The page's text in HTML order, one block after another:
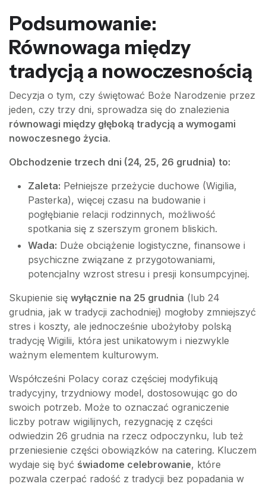
Podsumowanie:
Równowaga między
tradycją a nowoczesnością
Decyzja o tym, czy świętować Boże Narodzenie przez
jeden, czy trzy dni, sprowadza się do znalezienia
równowagi między głęboką tradycją a wymogami
nowoczesnego życia.
Obchodzenie trzech dni (24, 25, 26 grudnia) to:
Zaleta: Pełniejsze przeżycie duchowe (Wigilia,
Pasterka), więcej czasu na budowanie i
pogłębianie relacji rodzinnych, możliwość
spotkania się z szerszym gronem bliskich.
Wada: Duże obciążenie logistyczne, finansowe i
psychiczne związane z przygotowaniami,
potencjalny wzrost stresu i presji konsumpcyjnej.
Skupienie się wyłącznie na 25 grudnia (lub 24
grudnia, jak w tradycji zachodniej) mogłoby zmniejszyć
stres i koszty, ale jednocześnie ubożyłoby polską
tradycję Wigilii, która jest unikatowym i niezwykle
ważnym elementem kulturowym.
Współcześni Polacy coraz częściej modyfikują
tradycyjny, trzydniowy model, dostosowując go do
swoich potrzeb. Może to oznaczać ograniczenie
liczby potraw wigilijnych, rezygnację z części
odwiedzin 26 grudnia na rzecz odpoczynku, lub też
przeniesienie części obowiązków na catering. Kluczem
wydaje się być świadome celebrowanie, które
pozwala czerpać radość z tradycji bez popadania w